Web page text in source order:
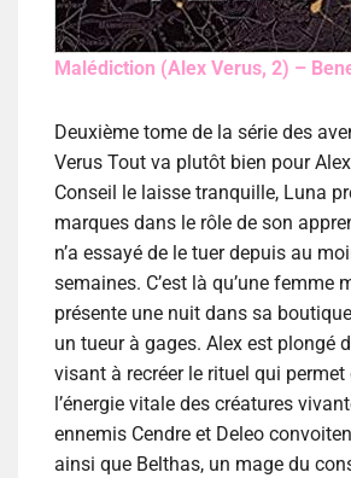
Malédiction (Alex Verus, 2) –
Deuxième tome de la série des
Verus Tout va plutôt bien pour
Conseil le laisse tranquille, Luna
marques dans le rôle de son
n’a essayé de le tuer depuis au
semaines. C’est là qu’une femme
présente une nuit dans sa
un tueur à gages. Alex est plongé
visant à recréer le rituel qui permet
l’énergie vitale des créatures
ennemis Cendre et Deleo
ainsi que Belthas, un mage du